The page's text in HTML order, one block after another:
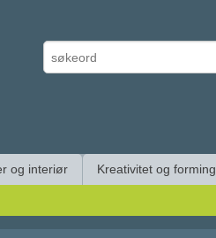
og interiør Kreativitet og forming